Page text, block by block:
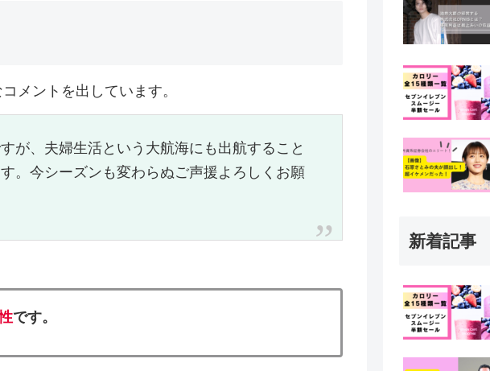
メントを出しています。
が、夫婦生活という大航海にも出航すること
。今シーズンも変わらぬご声援よろしくお願
です。
新着記事